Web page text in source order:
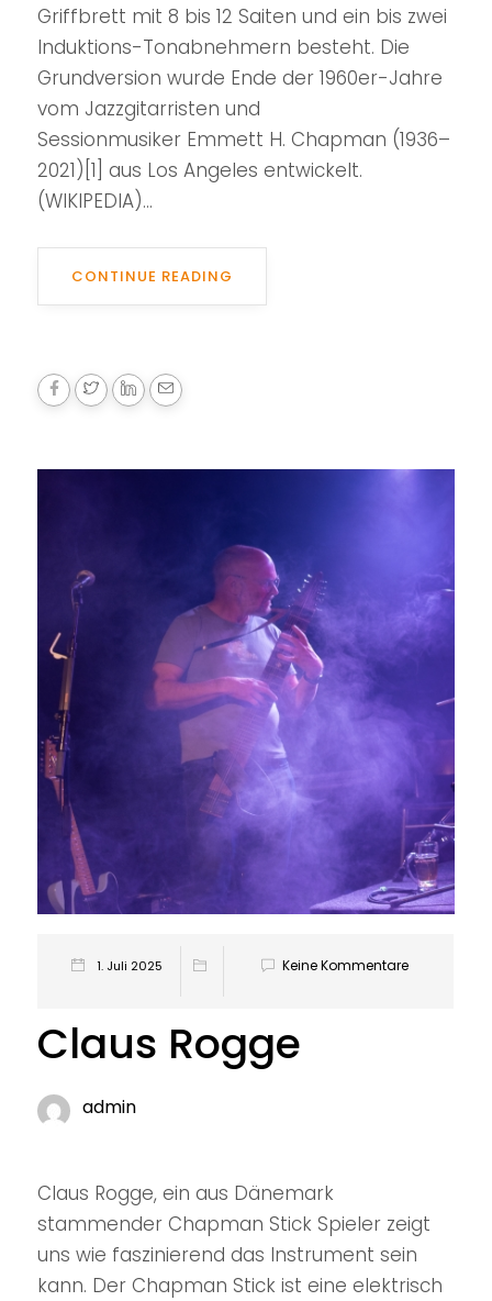
Griffbrett mit 8 bis 12 Saiten und ein bis zwei
Induktions-Tonabnehmern besteht. Die
Grundversion wurde Ende der 1960er-Jahre
vom Jazzgitarristen und
Sessionmusiker Emmett H. Chapman (1936–
2021)[1] aus Los Angeles entwickelt.
(WIKIPEDIA)...
CONTINUE READING
1. Juli 2025 Keine Kommentare
Claus Rogge
admin
Claus Rogge, ein aus Dänemark
stammender Chapman Stick Spieler zeigt
uns wie faszinierend das Instrument sein
kann. Der Chapman Stick ist eine elektrisch